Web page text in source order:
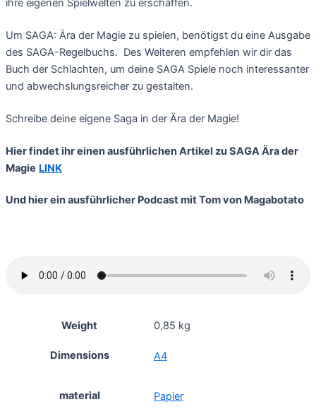
ihre eigenen Spielwelten zu erschaffen.
Um SAGA: Ära der Magie zu spielen, benötigst du eine Ausgabe
des SAGA-Regelbuchs. Des Weiteren empfehlen wir dir das
Buch der Schlachten, um deine SAGA Spiele noch interessanter
und abwechslungsreicher zu gestalten.
Schreibe deine eigene Saga in der Ära der Magie!
Hier findet ihr einen ausführlichen Artikel zu SAGA Ära der
Magie LINK
Und hier ein ausführlicher Podcast mit Tom von Magabotato
Weight 0,85 kg
Dimensions A4
material Papier